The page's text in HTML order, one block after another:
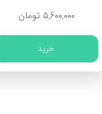
۵,۶۰۰,۰۰۰ تومان
خرید